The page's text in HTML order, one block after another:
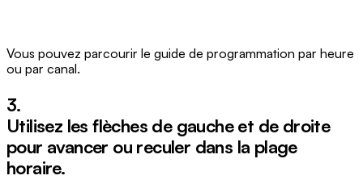
Vous pouvez parcourir le guide de programmation par heure
ou par canal.
3.
Utilisez les flèches de gaucheet de droite
pour avancer ou reculer dans la plage
horaire.